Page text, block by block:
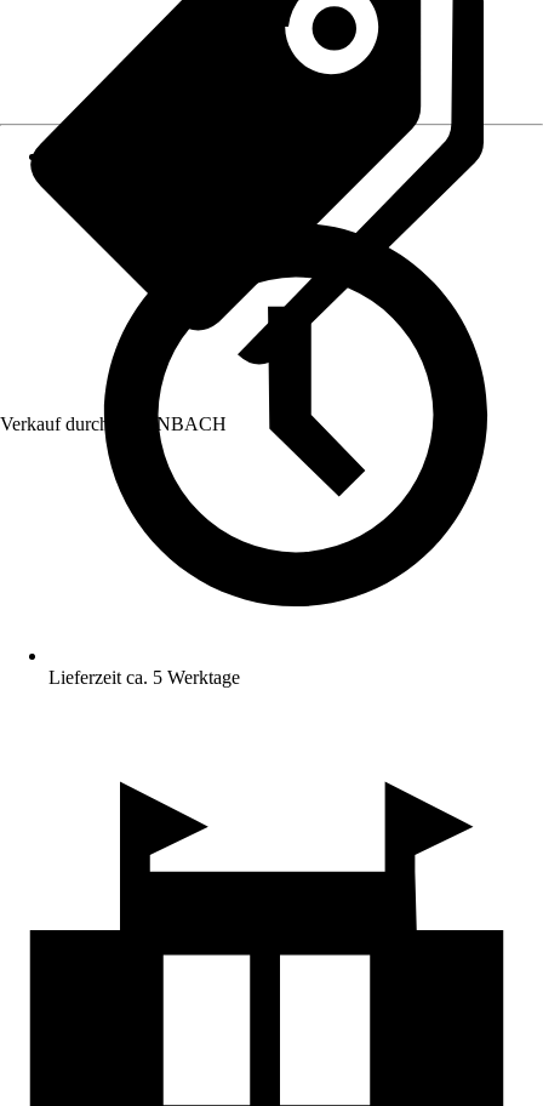
Verkauf durch: HORNBACH
Lieferzeit ca. 5 Werktage